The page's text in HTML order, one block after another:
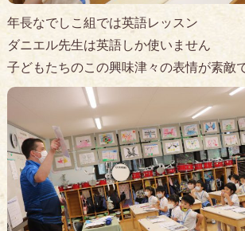
年長なでしこ組では英語レッスン
ダニエル先生は英語しか使いません
子どもたちのこの興味津々の表情が素敵